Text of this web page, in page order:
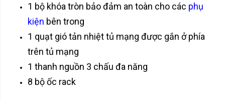
1 bộ khóa tròn bảo đảm an toàn cho các phụ
kiện bên trong
1 quạt gió tản nhiệt tủ mạng được gắn ở phía
trên tủ mạng
1 thanh nguồn 3 chấu đa năng
8 bộ ốc rack